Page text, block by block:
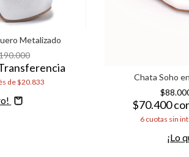
Metalizado
de$20.833
Chata Soho
$70.400
6 cuotas sin